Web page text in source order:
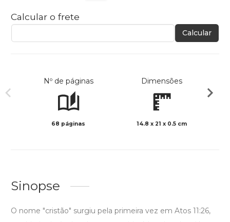
Calcular o frete
Calcular
Nº de páginas
68 páginas
Dimensões
14.8 x 21 x 0.5 cm
Sinopse
O nome "cristão" surgiu pela primeira vez em Atos 11:26,